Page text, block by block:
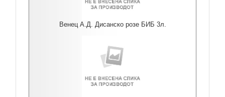
Венец А.Д. Дисанско розе БИБ 3л.